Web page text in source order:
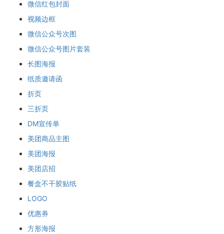
微信红包封面
视频边框
微信公众号次图
微信公众号图片套装
长图海报
纸质邀请函
折页
三折页
DM宣传单
美团商品主图
美团海报
美团店招
餐盒不干胶贴纸
LOGO
优惠券
方形海报